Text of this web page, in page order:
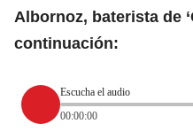
Albornoz, baterista de
continuación:
Escucha el audio
00:00:00